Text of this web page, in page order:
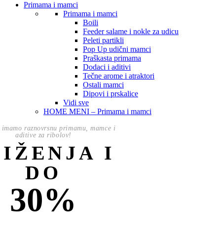
Primama i mamci
Primama i mamci
Boili
Feeder salame i nokle za udicu
Peleti partikli
Pop Up udični mamci
Praškasta primama
Dodaci i aditivi
Tečne arome i atraktori
Ostali mamci
Dipovi i prskalice
Vidi sve
HOME MENI – Primama i mamci
raznovrsnu primamu, mamce i
aditive za ribolov!
I
DO
30%